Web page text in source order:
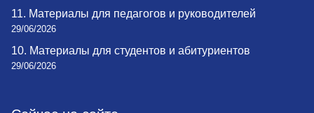
11. Материалы для педагогов и руководителей
29/06/2026
10. Материалы для студентов и абитуриентов
29/06/2026